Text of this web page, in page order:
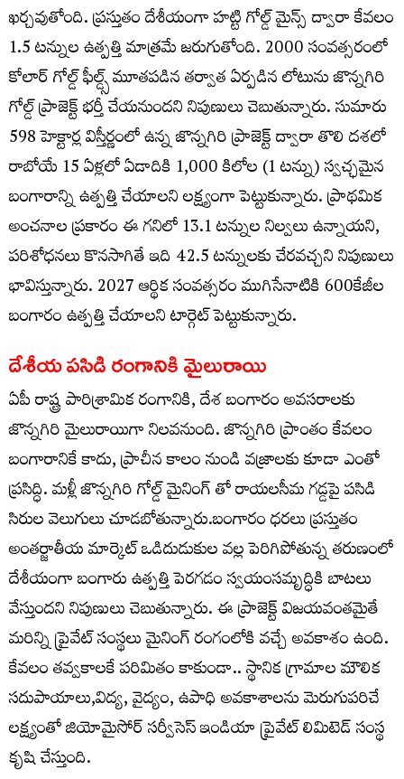
ఖర్చవుతోంది. ప్రస్తుతం దేశీయంగా హట్టి గోల్డ్ మైన్స్ ద్వారా కేవలం
1.5 టన్నుల ఉత్పత్తి మాత్రమే జరుగుతోంది. 2000 సంవత్సరంలో
కోలార్ గోల్డ్ ఫీల్డ్స్ మూతపడిన తర్వాత ఏర్పడిన లోటును జొన్నగిరి
గోల్డ్ ప్రాజెక్ట్ భర్తీ చేయనుందని నిపుణులు చెబుతున్నారు. సుమారు
598 హెక్టార్ల విస్తీర్ణంలో ఉన్న జొన్నగిరి ప్రాజెక్ట్ ద్వారా తొలి దశలో
రాబోయే 15 ఏళ్లలో ఏడాదికి 1,000 కిలోల (1 టన్ను) స్వచ్ఛమైన
బంగారాన్ని ఉత్పత్తి చేయాలని లక్ష్యంగా పెట్టుకున్నారు. ప్రాథమిక
అంచనాల ప్రకారం ఈ గనిలో 13.1 టన్నుల నిల్వలు ఉన్నాయని,
పరిశోధనలు కొనసాగితే ఇది 42.5 టన్నులకు చేరవచ్చని నిపుణులు
భావిస్తున్నారు. 2027 ఆర్థిక సంవత్సరం ముగిసేనాటికి 600కేజీల
బంగారం ఉత్పత్తి చేయాలని టార్గెట్ పెట్టుకున్నారు.
దేశీయ పసిడి రంగానికి మైలురాయి
ఏపీ రాష్ట్ర పారిశ్రామిక రంగానికి, దేశ బంగారం అవసరాలకు
జొన్నగిరి మైలురాయిగా నిలవనుంది. జొన్నగిరి ప్రాంతం కేవలం
బంగారానికే కాదు, ప్రాచీన కాలం నుండి వజ్రాలకు కూడా ఎంతో
ప్రసిద్ధి. మళ్లీ జొన్నగిరి గోల్డ్ మైనింగ్ తో రాయలసీమ గడ్డపై పసిడి
సిరుల వెలుగులు చూడబోతున్నారు.బంగారం ధరలు ప్రస్తుతం
అంతర్జాతీయ మార్కెట్ ఒడిదుడుకుల వల్ల పెరిగిపోతున్న తరుణంలో
దేశీయంగా బంగారు ఉత్పత్తి పెరగడం స్వయంసమృద్ధికి బాటలు
వేస్తుందని నిపుణులు చెబుతున్నారు. ఈ ప్రాజెక్ట్ విజయవంతమైతే
మరిన్ని ప్రైవేట్ సంస్థలు మైనింగ్ రంగంలోకి వచ్చే అవకాశం ఉంది.
కేవలం తవ్వకాలకే పరిమితం కాకుండా.. స్థానిక గ్రామాల మౌలిక
సదుపాయాలు,విద్య, వైద్యం, ఉపాధి అవకాశాలను మెరుగుపరిచే
లక్ష్యంతో జియోమైసోర్ సర్వీసెస్ ఇండియా ప్రైవేట్ లిమిటెడ్ సంస్థ
కృషి చేస్తుంది.